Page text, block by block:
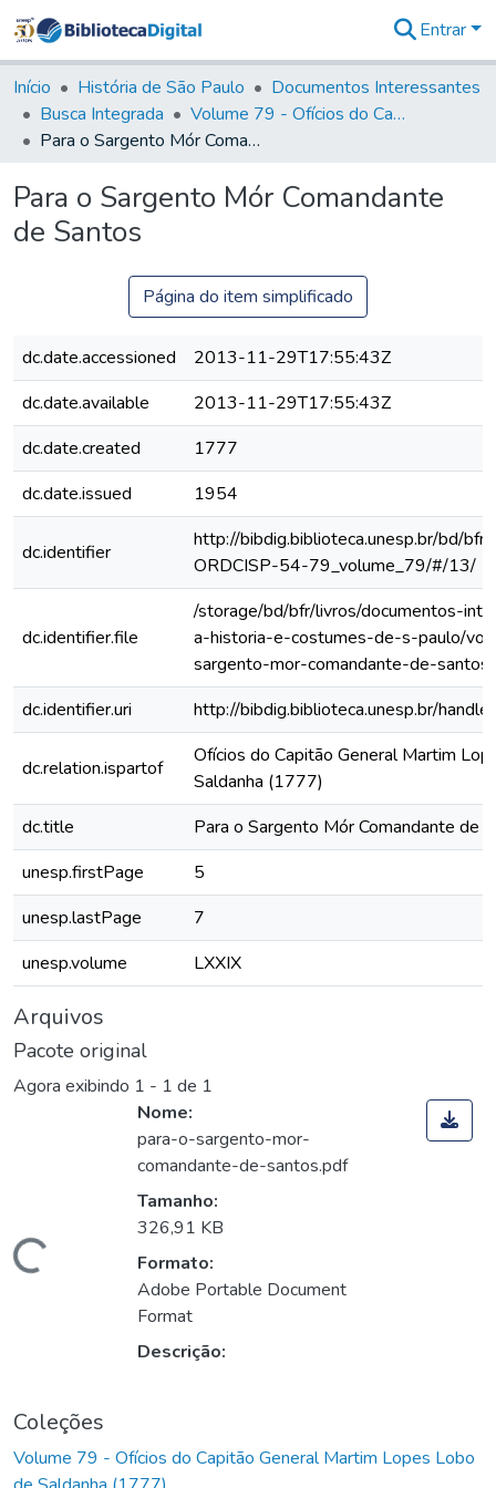
&
Coleções
Tudo na
Biblioteca
Estatísticas
Entrar
Início História de São Paulo
Documentos Interessantes
Busca Integrada
Volume 79 - Ofícios do Capitão General Martim Lopes Lobo de Saldanha (1777)
Para o Sargento Mór Comandante de Santos
Para o Sargento Mór Comandante
de Santos
Página do item simplificado
dc.date.accessioned
2013-11-29T17:55:43Z
dc.date.available
2013-11-29T17:55:43Z
dc.date.created
1777
dc.date.issued
1954
dc.identifier
http://bibdig.biblioteca.unesp.br/bd/
ORDCISP-54-79_volume_79/#/13/
dc.identifier.file
/storage/bd/bfr/livros/documentos-
a-historia-e-costumes-de-s-paulo/
sargento-mor-comandante-de-santos
dc.identifier.uri
http://bibdig.biblioteca.unesp.br/
dc.relation.ispartof
Ofícios do Capitão General Martim
Saldanha (1777)
dc.title
Para o Sargento Mór Comandante de
unesp.firstPage
5
unesp.lastPage
7
unesp.volume
LXXIX
Arquivos
Pacote original
Agora exibindo 1 - 1 de 1
Carregando...
Nome:
para-o-sargento-mor-
comandante-de-santos.pdf
Tamanho:
326,91 KB
Formato:
Adobe Portable Document
Format
Descrição:
Coleções
Volume 79 - Ofícios do Capitão General Martim Lopes Lobo